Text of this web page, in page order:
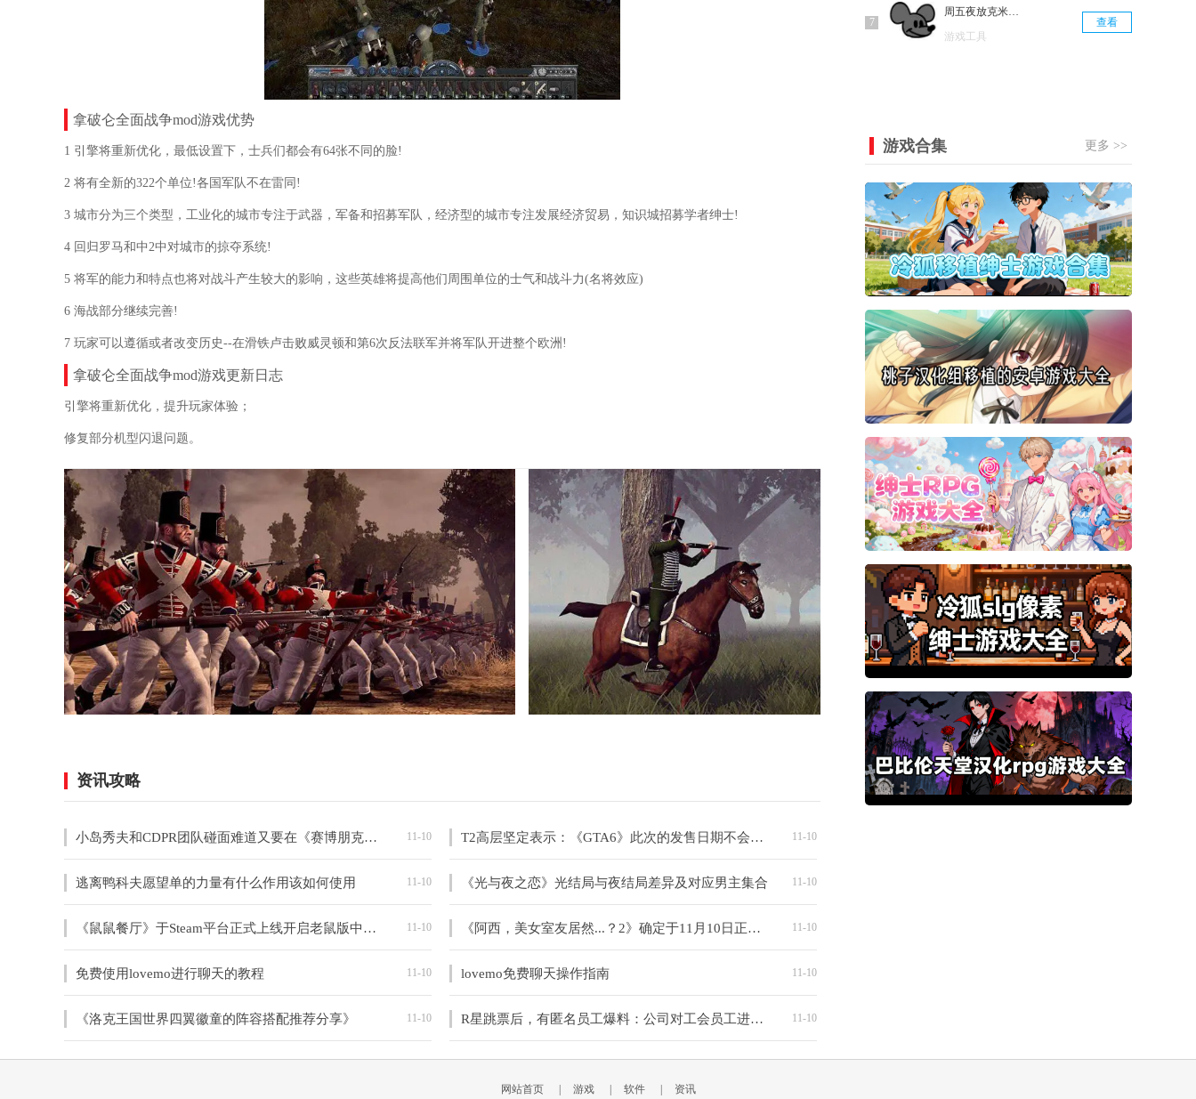
拿破仑全面战争mod游戏优势
1 引擎将重新优化，最低设置下，士兵们都会有64张不同的脸!
2 将有全新的322个单位!各国军队不在雷同!
3 城市分为三个类型，工业化的城市专注于武器，军备和招募军队，经济型的城市专注发展经济贸易，知识城招募学者绅士!
4 回归罗马和中2中对城市的掠夺系统!
5 将军的能力和特点也将对战斗产生较大的影响，这些英雄将提高他们周围单位的士气和战斗力(名将效应)
6 海战部分继续完善!
7 玩家可以遵循或者改变历史--在滑铁卢击败威灵顿和第6次反法联军并将军队开进整个欧洲!
拿破仑全面战争mod游戏更新日志
引擎将重新优化，提升玩家体验；
修复部分机型闪退问题。
资讯攻略
小岛秀夫和CDPR团队碰面难道又要在《赛博朋克》中客串？ 11-10 T2高层坚定表示：《GTA6》此次的发售日期不会有问题 11-10
逃离鸭科夫愿望单的力量有什么作用该如何使用 11-10 《光与夜之恋》光结局与夜结局差异及对应男主集合 11-10
《鼠鼠餐厅》于Steam平台正式上线开启老鼠版中世纪餐厅经营之旅 11-10 《阿西，美女室友居然...？2》确定于11月10日正式发布 11-10
免费使用lovemo进行聊天的教程 11-10 lovemo免费聊天操作指南 11-10
《洛克王国世界四翼徽童的阵容搭配推荐分享》 11-10 R星跳票后，有匿名员工爆料：公司对工会员工进行肆无忌惮的打压。 11-10
周五夜放克米老鼠版
游戏工具
查看
游戏合集 更多 >>
网站首页 游戏 软件 资讯